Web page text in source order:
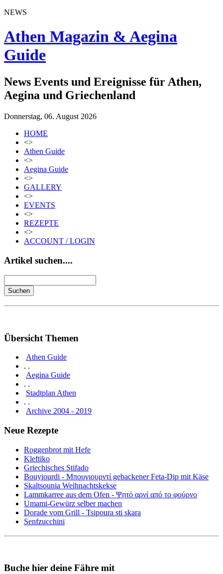
NEWS
Athen Magazin & Aegina
Guide
News Events und Ereignisse für Athen,
Aegina und Griechenland
Donnerstag, 06. August 2026
HOME
<>
Athen Guide
<>
Aegina Guide
<>
GALLERY
<>
EVENTS
<>
REZEPTE
<>
ACCOUNT / LOGIN
Artikel suchen....
Übersicht Themen
Athen Guide
. .
Aegina Guide
. .
Stadtplan Athen
. .
Archive 2004 - 2019
Neue Rezepte
Roggenbrot mit Hefe
Kleftiko
Griechisches Stifado
Bouyiourdi - Μπουγιουρντί gebackener Feta-Dip mit Käse
Skaltsounia Weihnachtskekse
Lammkarree aus dem Ofen - Ψητό αρνί από το φούρνο
Umami-Gewürz selber machen
Dorade vom Grill - Tsipoura sti skara
Senfzucchini
Buche hier deine Fähre mit